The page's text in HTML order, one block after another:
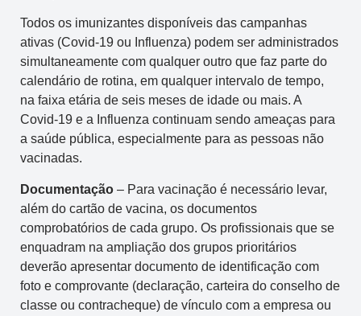
Todos os imunizantes disponíveis das campanhas
ativas (Covid-19 ou Influenza) podem ser administrados
simultaneamente com qualquer outro que faz parte do
calendário de rotina, em qualquer intervalo de tempo,
na faixa etária de seis meses de idade ou mais. A
Covid-19 e a Influenza continuam sendo ameaças para
a saúde pública, especialmente para as pessoas não
vacinadas.
Documentação – Para vacinação é necessário levar,
além do cartão de vacina, os documentos
comprobatórios de cada grupo. Os profissionais que se
enquadram na ampliação dos grupos prioritários
deverão apresentar documento de identificação com
foto e comprovante (declaração, carteira do conselho de
classe ou contracheque) de vínculo com a empresa ou